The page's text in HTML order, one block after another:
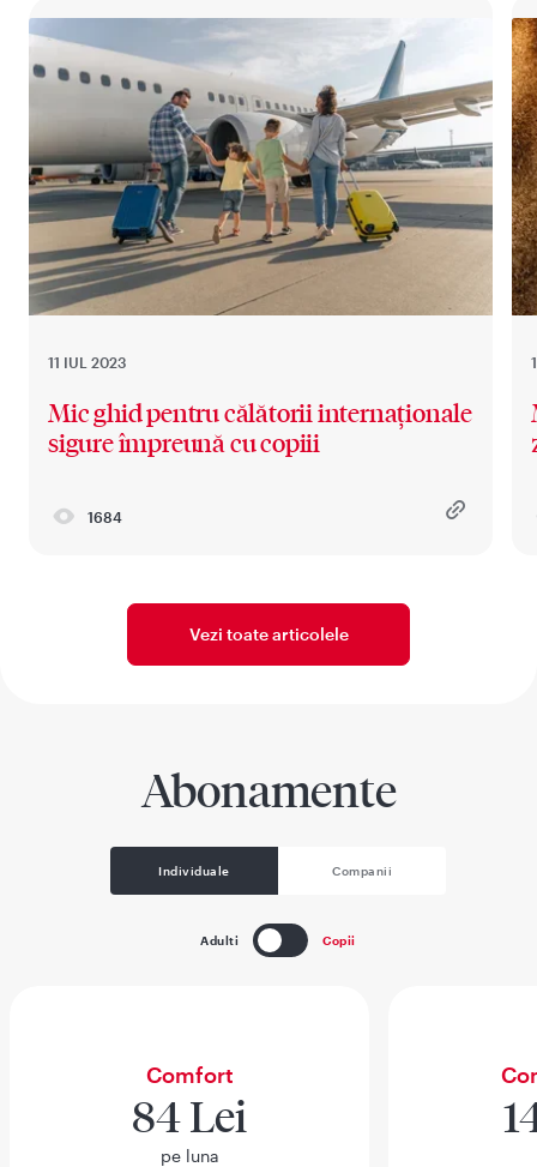
11 IUL 2023
Mic ghid pentru călătorii internaționale
sigure împreună cu copiii
1684
Vezi toate articolele
Abonamente
Individuale Companii
Adulti Copii
Comfort
84 Lei
pe luna